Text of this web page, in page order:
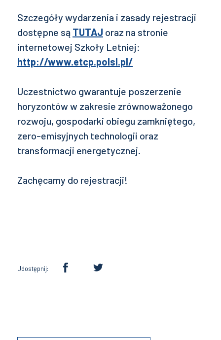
Szczegóły wydarzenia i zasady rejestracji
dostępne są TUTAJ oraz na stronie
internetowej Szkoły Letniej:
http://www.etcp.polsl.pl/
Uczestnictwo gwarantuje poszerzenie
horyzontów w zakresie zrównoważonego
rozwoju, gospodarki obiegu zamkniętego,
zero-emisyjnych technologii oraz
transformacji energetycznej.
Zachęcamy do rejestracji!
Udostępnij: